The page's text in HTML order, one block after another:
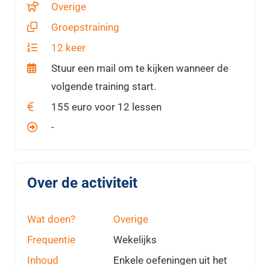
Overige
Groepstraining
12 keer
Stuur een mail om te kijken wanneer de
volgende training start.
155 euro voor 12 lessen
-
Over de activiteit
Wat doen?
Overige
Frequentie
Wekelijks
Inhoud
Enkele oefeningen uit het